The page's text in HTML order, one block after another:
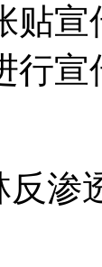
贴
行
渗透